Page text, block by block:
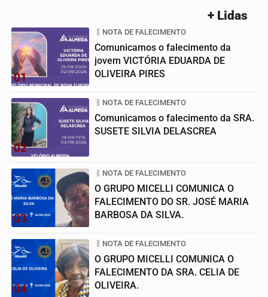
+ Lidas
01
NOTA DE FALECIMENTO
Comunicamos o falecimento da
jovem VICTÓRIA EDUARDA DE
OLIVEIRA PIRES
02
NOTA DE FALECIMENTO
Comunicamos o falecimento da SRA.
SUSETE SILVIA DELASCREA
03
NOTA DE FALECIMENTO
O GRUPO MICELLI COMUNICA O
FALECIMENTO DO SR. JOSÉ MARIA
BARBOSA DA SILVA.
04
NOTA DE FALECIMENTO
O GRUPO MICELLI COMUNICA O
FALECIMENTO DA SRA. CELIA DE
OLIVEIRA.